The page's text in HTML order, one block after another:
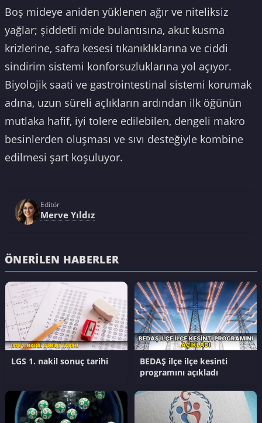
Boş mideye aniden yüklenen ağır ve niteliksiz
yağlar; şiddetli mide bulantısına, akut kusma
krizlerine, safra kesesi tıkanıklıklarına ve ciddi
sindirim sistemi konforsuzluklarına yol açıyor.
Biyolojik saati ve gastrointestinal sistemi korumak
adına, uzun süreli açlıkların ardından ilk öğünün
mutlaka hafif, iyi tolere edilebilen, dengeli makro
besinlerden oluşması ve sıvı desteğiyle kombine
edilmesi şart koşuluyor.
Editör
Merve Yıldız
ÖNERILEN HABERLER
LGS 1. nakil sonuç tarihi
BEDAŞ ilçe ilçe kesinti
programını açıkladı